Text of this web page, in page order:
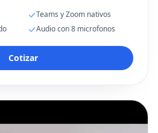
Teams y Zoom nativos
Audio con 8 microfonos
Cotizar